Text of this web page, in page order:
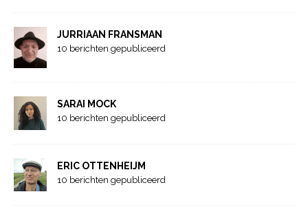
JURRIAAN FRANSMAN
10 berichten gepubliceerd
SARAI MOCK
10 berichten gepubliceerd
ERIC OTTENHEIJM
10 berichten gepubliceerd